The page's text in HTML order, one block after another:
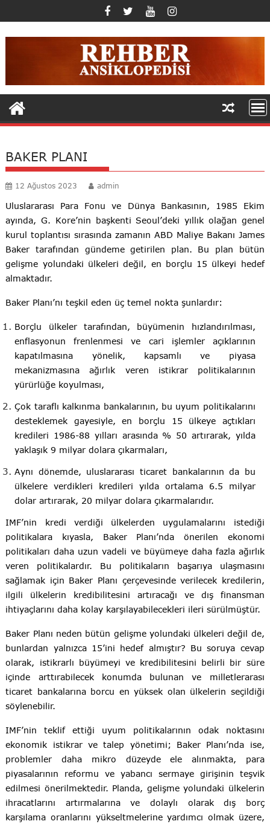
to
content
BAKER PLANI
12 Ağustos 2023 admin
Uluslararası Para Fonu ve Dünya Bankasının, 1985 Ekim
ayında, G. Kore’nin başkenti Seoul’deki yıllık olağan genel
kurul toplantısı sırasında zamanın ABD Maliye Bakanı James
Baker tarafından gündeme getirilen plan. Bu plan bütün
gelişme yolundaki ülkeleri değil, en borçlu 15 ülkeyi hedef
almaktadır.
Baker Planı’nı teşkil eden üç temel nokta şunlardır:
Borçlu ülkeler tarafından, büyümenin hızlandırılması,
enflasyonun frenlenmesi ve cari işlemler açıklarının
kapatılmasına yönelik, kapsamlı ve piyasa
mekanizmasına ağırlık veren istikrar politikalarının
yürürlüğe koyulması,
Çok taraflı kalkınma bankalarının, bu uyum politikalarını
desteklemek gayesiyle, en borçlu 15 ülkeye açtıkları
kredileri 1986-88 yılları arasında % 50 artırarak, yılda
yaklaşık 9 milyar dolara çıkarmaları,
Aynı dönemde, uluslararası ticaret bankalarının da bu
ülkelere verdikleri kredileri yılda ortalama 6.5 milyar
dolar artırarak, 20 milyar dolara çıkarmalarıdır.
IMF’nin kredi verdiği ülkelerden uygulamalarını istediği
politikalara kıyasla, Baker Planı’nda önerilen ekonomi
politikaları daha uzun vadeli ve büyümeye daha fazla ağırlık
veren politikalardır. Bu politikaların başarıya ulaşmasını
sağlamak için Baker Planı çerçevesinde verilecek kredilerin,
ilgili ülkelerin kredibilitesini artıracağı ve dış finansman
ihtiyaçlarını daha kolay karşılayabilecekleri ileri sürülmüştür.
Baker Planı neden bütün gelişme yolundaki ülkeleri değil de,
bunlardan yalnızca 15’ini hedef almıştır? Bu soruya cevap
olarak, istikrarlı büyümeyi ve kredibilitesini belirli bir süre
içinde arttırabilecek konumda bulunan ve milletlerarası
ticaret bankalarına borcu en yüksek olan ülkelerin seçildiği
söylenebilir.
IMF’nin teklif ettiği uyum politikalarının odak noktasını
ekonomik istikrar ve talep yönetimi; Baker Planı’nda ise,
problemler daha mikro düzeyde ele alınmakta, para
piyasalarının reformu ve yabancı sermaye girişinin teşvik
edilmesi önerilmektedir. Planda, gelişme yolundaki ülkelerin
ihracatlarını artırmalarına ve dolaylı olarak dış borç
karşılama oranlarını yükseltmelerine yardımcı olmak üzere,